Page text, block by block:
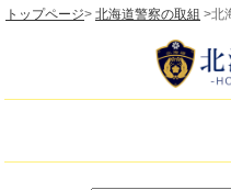
トップページ> 北海道警察の取組 >北